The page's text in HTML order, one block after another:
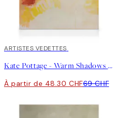
30%*
ARTISTES VEDETTES
Kate Pottage - Warm Shadows Toile
À partir de 48.30 CHF69 CHF